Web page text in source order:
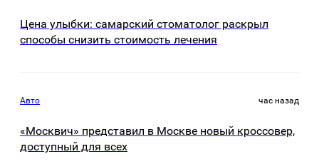
Цена улыбки: самарский стоматолог раскрыл
способы снизить стоимость лечения
Авто час назад
«Москвич» представил в Москве новый кроссовер,
доступный для всех